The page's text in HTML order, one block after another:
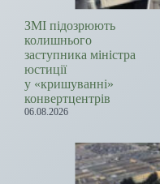
ЗМІ підозрюють
колишнього
заступника міністра
юстиції
у «кришуванні»
конвертцентрів
06.08.2026